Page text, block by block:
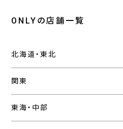
ONLYの店舗一覧
北海道・東北
関東
東海・中部